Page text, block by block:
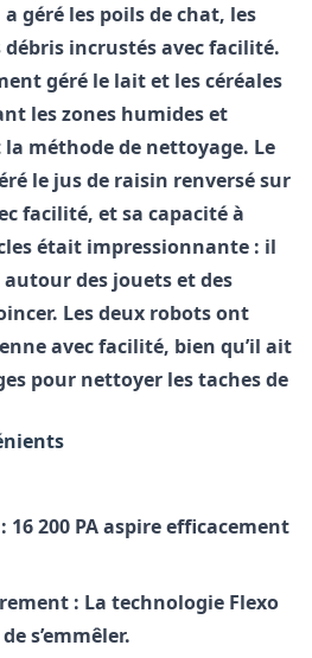
a géré les poils de chat, les
incrustés avec facilité.
géré le lait et les céréales
les zones humides et
méthode de nettoyage. Le
le jus de raisin renversé sur
facilité, et sa capacité à
était impressionnante : il
autour des jouets et des
Les deux robots ont
avec facilité, bien qu’il ait
pour nettoyer les taches de
16 200 PA aspire efficacement
: La technologie Flexo
s’emmêler.